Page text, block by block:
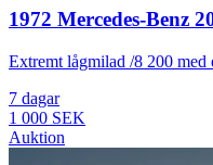
1972 Mercedes-Benz
Extremt lågmilad /8 200 med
7 dagar
1 000 SEK
Auktion